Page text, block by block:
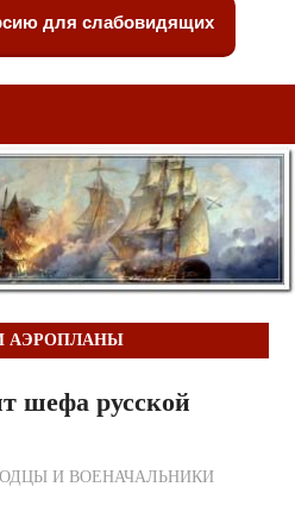
для слабовидящих
АЭРОПЛАНЫ
шефа русской
по Редакции
И ВОЕНАЧАЛЬНИКИ